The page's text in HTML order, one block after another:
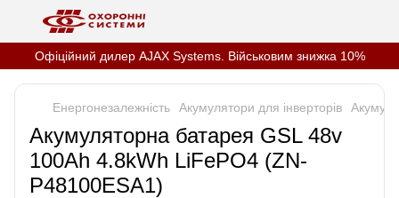
Офіційний дилер AJAX Systems. Військовим знижка 10%
Енергонезалежність Акумулятори для інверторів
Акумуляторна батарея GSL 48v
100Ah 4.8kWh LiFePO4 (ZN-
P48100ESA1)